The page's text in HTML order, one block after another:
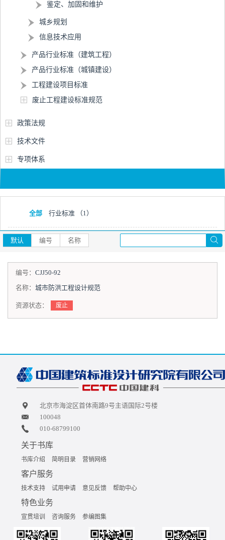
鉴定、加固和维护
城乡规划
信息技术应用
产品行业标准（建筑工程）
产品行业标准（城镇建设）
工程建设项目标准
废止工程建设标准规范
政策法规
技术文件
专项体系
全部 行业标准 （1）
默认 编号 名称
编号： CJJ50-92
名称： 城市防洪工程设计规范
资源状态： 废止
北京市海淀区首体南路9号主语国际2号楼
100048
010-68799100
关于书库
书库介绍 简明目录 营销网络
客户服务
技术支持 试用申请 意见反馈 帮助中心
特色业务
宣贯培训 咨询服务 参编图集